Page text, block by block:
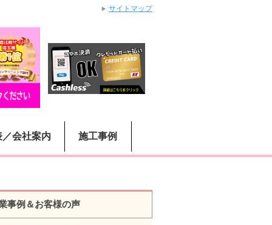
会社案内 施工事例
事例＆お客様の声
サイトマップ